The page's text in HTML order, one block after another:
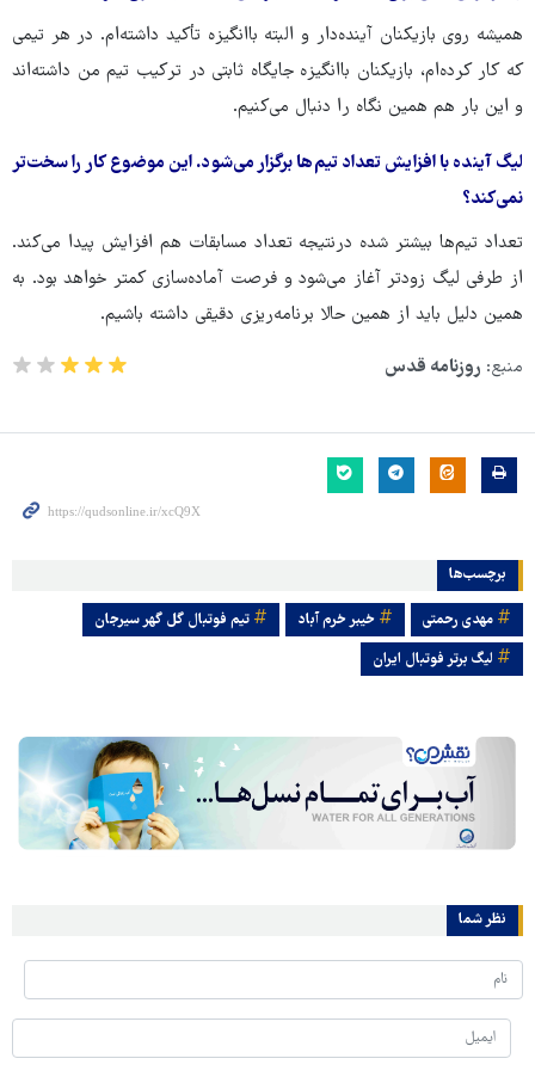
همیشه روی بازیکنان آینده‌دار و البته باانگیزه تأکید داشته‌ام. در هر تیمی
که کار کرده‌ام، بازیکنان باانگیزه جایگاه ثابتی در ترکیب تیم من داشته‌اند
و این بار هم همین نگاه را دنبال می‌کنیم.
لیگ آینده با افزایش تعداد تیم‌ها برگزار می‌شود. این موضوع کار را سخت‌تر
نمی‌کند؟
تعداد تیم‌ها بیشتر شده درنتیجه تعداد مسابقات هم افزایش پیدا می‌کند.
از طرفی لیگ زودتر آغاز می‌شود و فرصت آماده‌سازی کمتر خواهد بود. به
همین دلیل باید از همین حالا برنامه‌ریزی دقیقی داشته باشیم.
منبع: روزنامه قدس
برچسب‌ها
مهدی رحمتی خیبر خرم آباد
تیم فوتبال گل گهر سیرجان
لیگ برتر فوتبال ایران
نظر شما